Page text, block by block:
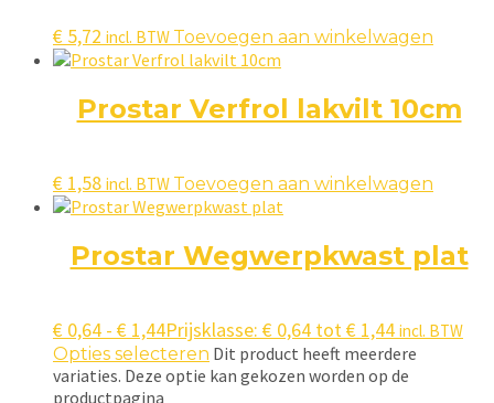
€ 5,72 incl. BTW Toevoegen aan winkelwagen
Prostar Verfrol lakvilt 10cm
€ 1,58 incl. BTW Toevoegen aan winkelwagen
Prostar Wegwerpkwast plat
€ 0,64 - € 1,44Prijsklasse: € 0,64 tot € 1,44 incl. BTW
Opties selecteren Dit product heeft meerdere
variaties. Deze optie kan gekozen worden op de
productpagina